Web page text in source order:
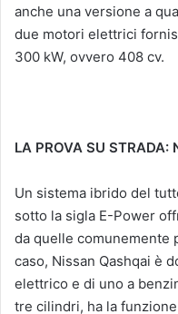
anche una versione a
due motori elettrici
300 kW, ovvero 408 cv.
LA PROVA SU STRADA:
Un sistema ibrido del
sotto la sigla E-Power
da quelle comunemente
caso, Nissan Qashqai è
elettrico e di uno a
tre cilindri, ha la